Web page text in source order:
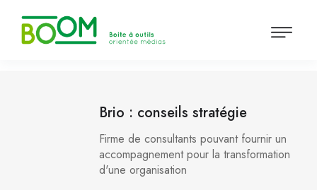
Brio : conseils stratégie
Firme de consultants pouvant fournir un
accompagnement pour la transformation
d'une organisation